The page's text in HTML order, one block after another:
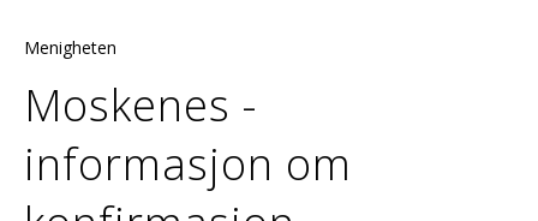
Menigheten
Moskenes -
informasjon om